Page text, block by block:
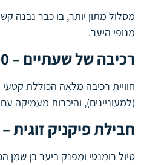
מסלול מתון יותר, בו כבר נבנה
מנופי היער.
רכיבה של שעתיים – 600 ₪ לאדם
חוויית רכיבה מלאה הכוללת
(למעוניינים), והיכרות מעמיקה
חבילת פיקניק זוגית – 1,500 ₪ לזוג
טיול רומנטי ומפנק ביער בן שמן